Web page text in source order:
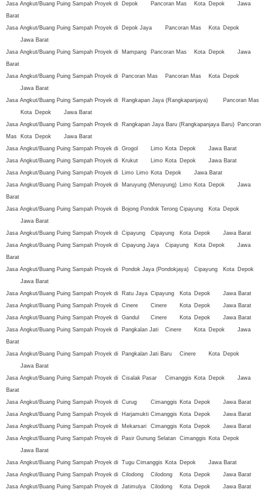
Jasa Angkut/Buang Puing Sampah Proyek di
Depok Pancoran Mas Kota Depok
Jawa
Barat
Jasa Angkut/Buang Puing Sampah Proyek di
Depok Jaya Pancoran Mas Kota Depok
Jawa Barat
Jasa Angkut/Buang Puing Sampah Proyek di
Mampang Pancoran Mas Kota Depok
Jawa
Barat
Jasa Angkut/Buang Puing Sampah Proyek di
Pancoran Mas Pancoran Mas Kota Depok
Jawa Barat
Jasa Angkut/Buang Puing Sampah Proyek di
Rangkapan Jaya (Rangkapanjaya)
Pancoran Mas
Kota Depok
Jawa Barat
Jasa Angkut/Buang Puing Sampah Proyek di
Rangkapan Jaya Baru (Rangkapanjaya Baru) Pancoran
Mas
Kota Depok
Jawa Barat
Jasa Angkut/Buang Puing Sampah Proyek di Grogol Limo Kota Depok
Jawa Barat
Jasa Angkut/Buang Puing Sampah Proyek di
Krukut Limo Kota Depok
Jawa Barat
Jasa Angkut/Buang Puing Sampah Proyek di
Limo Limo Kota Depok
Jawa Barat
Jasa Angkut/Buang Puing Sampah Proyek di
Maruyung (Meruyung) Limo Kota Depok
Jawa
Barat
Jasa Angkut/Buang Puing Sampah Proyek di
Bojong Pondok Terong Cipayung Kota Depok
Jawa Barat
Jasa Angkut/Buang Puing Sampah Proyek di Cipayung Cipayung Kota Depok
Jawa Barat
Jasa Angkut/Buang Puing Sampah Proyek di Cipayung Jaya Cipayung Kota Depok
Jawa
Barat
Jasa Angkut/Buang Puing Sampah Proyek di
Pondok Jaya (Pondokjaya) Cipayung Kota Depok
Jawa Barat
Jasa Angkut/Buang Puing Sampah Proyek di
Ratu Jaya Cipayung Kota Depok
Jawa Barat
Jasa Angkut/Buang Puing Sampah Proyek di Cinere Cinere Kota Depok
Jawa Barat
Jasa Angkut/Buang Puing Sampah Proyek di Gandul Cinere Kota Depok
Jawa Barat
Jasa Angkut/Buang Puing Sampah Proyek di
Pangkalan Jati Cinere Kota Depok
Jawa
Barat
Jasa Angkut/Buang Puing Sampah Proyek di
Pangkalan Jati Baru Cinere Kota Depok
Jawa Barat
Jasa Angkut/Buang Puing Sampah Proyek di Cisalak Pasar Cimanggis Kota Depok
Jawa
Barat
Jasa Angkut/Buang Puing Sampah Proyek di Curug Cimanggis Kota Depok
Jawa Barat
Jasa Angkut/Buang Puing Sampah Proyek di
Harjamukti Cimanggis Kota Depok
Jawa Barat
Jasa Angkut/Buang Puing Sampah Proyek di
Mekarsari Cimanggis Kota Depok
Jawa Barat
Jasa Angkut/Buang Puing Sampah Proyek di
Pasir Gunung Selatan Cimanggis Kota Depok
Jawa Barat
Jasa Angkut/Buang Puing Sampah Proyek di Tugu Cimanggis Kota Depok
Jawa Barat
Jasa Angkut/Buang Puing Sampah Proyek di Cilodong Cilodong Kota Depok
Jawa Barat
Jasa Angkut/Buang Puing Sampah Proyek di Jatimulya Cilodong Kota Depok
Jawa Barat